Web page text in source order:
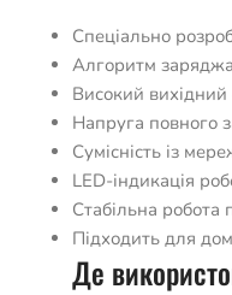
Спеціально
Алгоритм
Високий
Напруга повного
Сумісність із
LED-індикація
Стабільна
Підходить для
Де